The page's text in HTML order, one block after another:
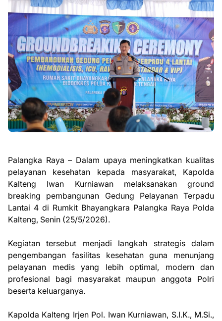
Palangka Raya – Dalam upaya meningkatkan kualitas
pelayanan kesehatan kepada masyarakat, Kapolda
Kalteng Iwan Kurniawan melaksanakan ground
breaking pembangunan Gedung Pelayanan Terpadu
Lantai 4 di Rumkit Bhayangkara Palangka Raya Polda
Kalteng, Senin (25/5/2026).
Kegiatan tersebut menjadi langkah strategis dalam
pengembangan fasilitas kesehatan guna menunjang
pelayanan medis yang lebih optimal, modern dan
profesional bagi masyarakat maupun anggota Polri
beserta keluarganya.
Kapolda Kalteng Irjen Pol. Iwan Kurniawan, S.I.K., M.Si.,